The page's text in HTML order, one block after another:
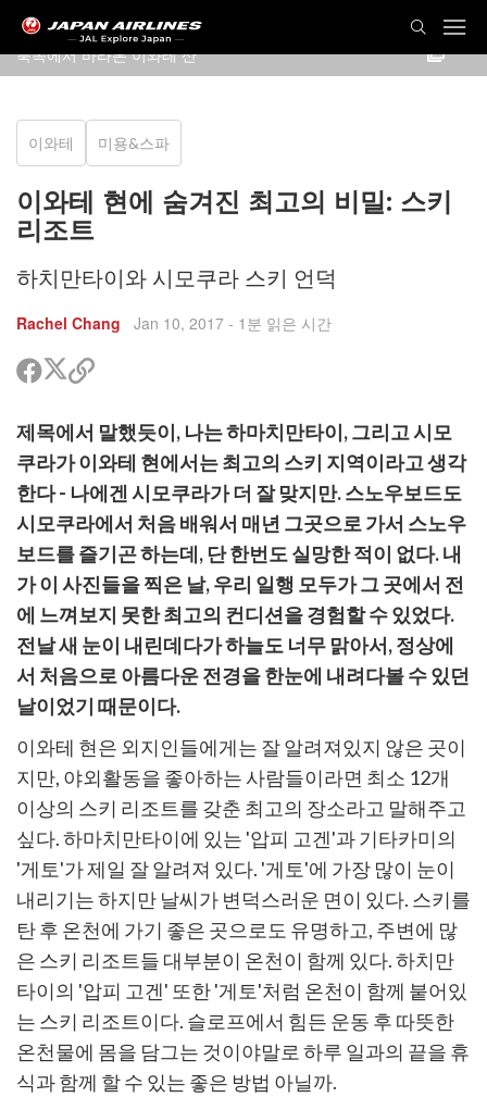
북쪽에서 바라본 이와테 산
이와테 미용&스파
이와테 현에 숨겨진 최고의 비밀: 스키
리조트
하치만타이와 시모쿠라 스키 언덕
Rachel Chang Jan 10, 2017 - 1분 읽은 시간
페
북
공
유
트
위
공
유
공
링
크
복
사
제목에서 말했듯이, 나는 하마치만타이, 그리고 시모
쿠라가 이와테 현에서는 최고의 스키 지역이라고 생각
한다 - 나에겐 시모쿠라가 더 잘 맞지만. 스노우보드도
시모쿠라에서 처음 배워서 매년 그곳으로 가서 스노우
보드를 즐기곤 하는데, 단 한번도 실망한 적이 없다. 내
가 이 사진들을 찍은 날, 우리 일행 모두가 그 곳에서 전
에 느껴보지 못한 최고의 컨디션을 경험할 수 있었다.
전날 새 눈이 내린데다가 하늘도 너무 맑아서, 정상에
서 처음으로 아름다운 전경을 한눈에 내려다볼 수 있던
날이었기 때문이다.
이와테 현은 외지인들에게는 잘 알려져있지 않은 곳이
지만, 야외활동을 좋아하는 사람들이라면 최소 12개
이상의 스키 리조트를 갖춘 최고의 장소라고 말해주고
싶다. 하마치만타이에 있는 '압피 고겐'과 기타카미의
'게토'가 제일 잘 알려져 있다. '게토'에 가장 많이 눈이
내리기는 하지만 날씨가 변덕스러운 면이 있다. 스키를
탄 후 온천에 가기 좋은 곳으로도 유명하고, 주변에 많
은 스키 리조트들 대부분이 온천이 함께 있다. 하치만
타이의 '압피 고겐' 또한 '게토'처럼 온천이 함께 붙어있
는 스키 리조트이다. 슬로프에서 힘든 운동 후 따뜻한
온천물에 몸을 담그는 것이야말로 하루 일과의 끝을 휴
식과 함께 할 수 있는 좋은 방법 아닐까.